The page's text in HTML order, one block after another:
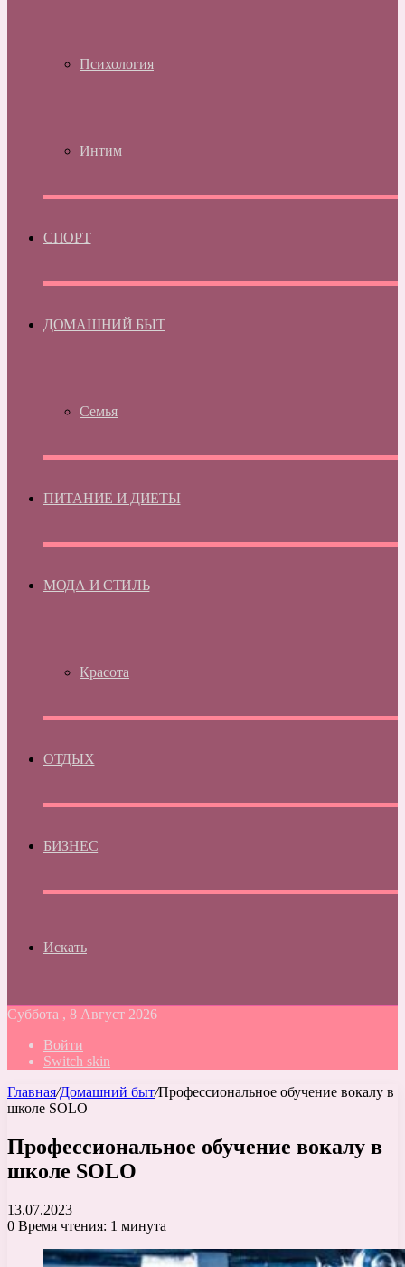
Психология
Интим
СПОРТ
ДОМАШНИЙ БЫТ
Семья
ПИТАНИЕ И ДИЕТЫ
МОДА И СТИЛЬ
Красота
ОТДЫХ
БИЗНЕС
Искать
Суббота , 8 Август 2026
Войти
Switch skin
Главная/Домашний быт/Профессиональное обучение вокалу в
школе SOLO
Профессиональное обучение вокалу в
школе SOLO
13.07.2023
0 Время чтения: 1 минута